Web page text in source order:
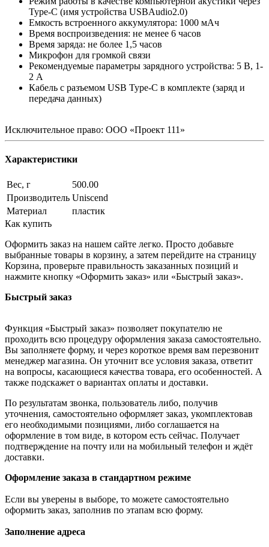
Type-C (имя устройства USBAudio2.0)
Емкость встроенного аккумулятора: 1000 мАч
Время воспроизведения: не менее 6 часов
Время заряда: не более 1,5 часов
Микрофон для громкой связи
Рекомендуемые параметры зарядного устройства: 5 В, 1-
2 А
Кабель с разъемом USB Type-C в комплекте (заряд и
передача данных)
Исключительное право: ООО «Проект 111»
Характеристики
Вес, г
500.00
Производитель Uniscend
Материал
пластик
Как купить
Оформить заказ на нашем сайте легко. Просто добавьте
выбранные товары в корзину, а затем перейдите на страницу
Корзина, проверьте правильность заказанных позиций и
нажмите кнопку «Оформить заказ» или «Быстрый заказ».
Быстрый заказ
Функция «Быстрый заказ» позволяет покупателю не
проходить всю процедуру оформления заказа самостоятельно.
Вы заполняете форму, и через короткое время вам перезвонит
менеджер магазина. Он уточнит все условия заказа, ответит
на вопросы, касающиеся качества товара, его особенностей. А
также подскажет о вариантах оплаты и доставки.
По результатам звонка, пользователь либо, получив
уточнения, самостоятельно оформляет заказ, укомплектовав
его необходимыми позициями, либо соглашается на
оформление в том виде, в котором есть сейчас. Получает
подтверждение на почту или на мобильный телефон и ждёт
доставки.
Оформление заказа в стандартном режиме
Если вы уверены в выборе, то можете самостоятельно
оформить заказ, заполнив по этапам всю форму.
Заполнение адреса